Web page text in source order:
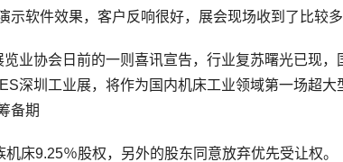
软件效果，客户反响很好，展会现场收到了比较
协会日前的一则喜讯宣告，行业复苏曙光已现，
深圳工业展，将作为国内机床工业领域第一场超大
备期
9.25％股权，另外的股东同意放弃优先受让权。